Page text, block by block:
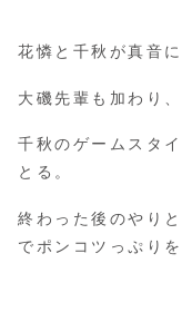
花憐と千秋が真音
大磯先輩も加わり
千秋のゲームスタ
とる。
終わった後のやり
でポンコツっぷり